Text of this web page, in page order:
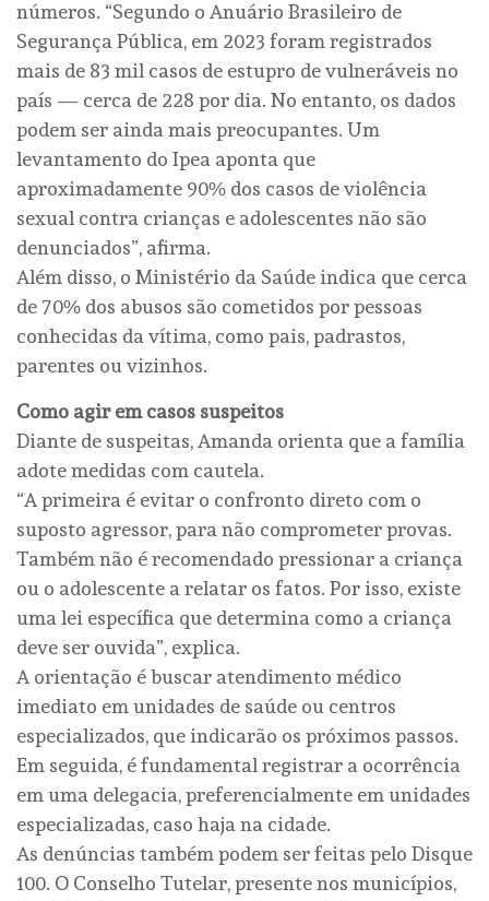
números. “Segundo o Anuário Brasileiro de
Segurança Pública, em 2023 foram registrados
mais de 83 mil casos de estupro de vulneráveis no
país — cerca de 228 por dia. No entanto, os dados
podem ser ainda mais preocupantes. Um
levantamento do Ipea aponta que
aproximadamente 90% dos casos de violência
sexual contra crianças e adolescentes não são
denunciados”, afirma.
Além disso, o Ministério da Saúde indica que cerca
de 70% dos abusos são cometidos por pessoas
conhecidas da vítima, como pais, padrastos,
parentes ou vizinhos.
Como agir em casos suspeitos
Diante de suspeitas, Amanda orienta que a família
adote medidas com cautela.
“A primeira é evitar o confronto direto com o
suposto agressor, para não comprometer provas.
Também não é recomendado pressionar a criança
ou o adolescente a relatar os fatos. Por isso, existe
uma lei específica que determina como a criança
deve ser ouvida”, explica.
A orientação é buscar atendimento médico
imediato em unidades de saúde ou centros
especializados, que indicarão os próximos passos.
Em seguida, é fundamental registrar a ocorrência
em uma delegacia, preferencialmente em unidades
especializadas, caso haja na cidade.
As denúncias também podem ser feitas pelo Disque
100. O Conselho Tutelar, presente nos municípios,